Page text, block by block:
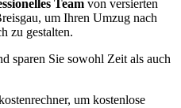
Team von versierten
um Ihren Umzug nach
zu gestalten.
sparen Sie sowohl Zeit als auch
um kostenlose